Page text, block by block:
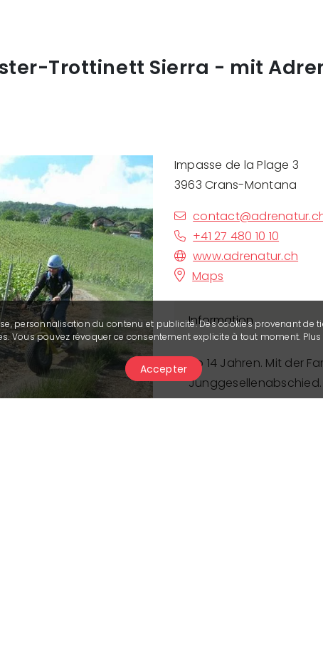
Trottinett Sierra - mit
Impasse de la Plage 3
3963 Crans-Montana
+41 27 480 10 10
www.adrenatur.ch
Maps
Information
Ab 14 Jahren. Mit der
Junggesellenabschied.
Begleitete Abfahrt über
personnalisation du contenu et publicité. Des cookies provenant de
Vous pouvez révoquer ce consentement explicite à tout moment.
Accepter